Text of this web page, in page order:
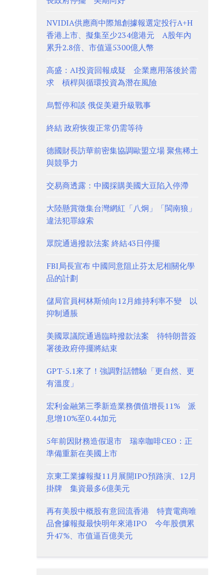
NVIDIA供應商中際旭創據報選定投行A+H
香港上市、擬集至少234億港元 A股年內
累升2.8倍、市值逼5300億人幣
高盛：AI投資回報成疑 企業應用落後於需
求 槓桿與循環投資為潛在風險
烏暫停和談 俄促美避升級戰事
終結 政府恢復正常仍需等待
德國財長訪華前密集協調歐盟立場 聚焦稀土
與競爭力
交易商透露：中國採購美國大豆陷入停滯
大陸懸賞徵集台灣網紅「八炯」「閩南狼」
違法犯罪線索
眾院通過撥款法案 終結43日停擺
FBI局長宣布 中國同意阻止芬太尼相關化學
品的計劃
儲局官員柯林斯傾向12月維持利率不變 以
抑制通脹
美國眾議院通過臨時撥款法案 待特朗普簽
署後政府停擺將結束
GPT-5.1來了！強調對話體驗「更自然、更
有溫度」
宏利金融第三季新造業務價值增長11% 派
息增10%至0.44加元
5年前因財務造假退市 瑞幸咖啡CEO：正
準備重新在美國上市
京東工業據報擬11月展開IPO預路演、12月
掛牌 集資最多6億美元
再有美股中概股有意回流香港 特賣電商唯
品會據報擬最快明年來港IPO 今年股價累
升47%、市值逼百億美元